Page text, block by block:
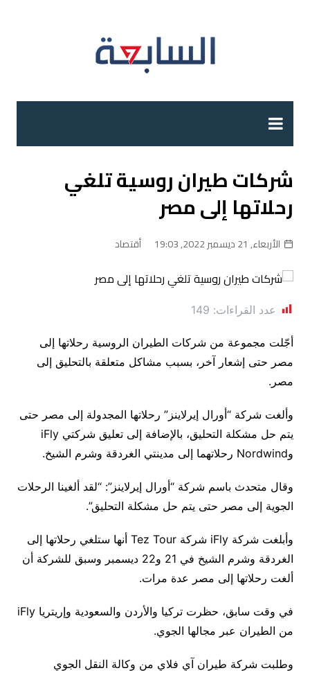
شركات طيران روسية تلغي
رحلاتها إلى مصر
الأربعاء, 21 ديسمبر 2022, 19:03 أقتصاد
عدد القراءات: 149
أجّلت مجموعة من شركات الطيران الروسية رحلاتها إلى
مصر حتى إشعار آخر، بسبب مشاكل متعلقة بالتحليق إلى
مصر.
وألغت شركة “أورال إيرلاينز” رحلاتها المجدولة إلى مصر حتى
يتم حل مشكلة التحليق، بالإضافة إلى تعليق شركتي iFly
وNordwind رحلاتهما إلى مدينتي الغردقة وشرم الشيخ.
وقال متحدث باسم شركة “أورال إيرلاينز”: “لقد ألغينا الرحلات
الجوية إلى مصر حتى يتم حل مشكلة التحليق”.
وأبلغت شركة iFly شركة Tez Tour أنها ستلغي رحلاتها إلى
الغردقة وشرم الشيخ في 21 و22 ديسمبر وسبق للشركة أن
ألغت رحلاتها إلى مصر عدة مرات.
في وقت سابق، حظرت تركيا والأردن والسعودية وإريتريا iFly
من الطيران عبر مجالها الجوي.
وطلبت شركة طيران آي فلاي من وكالة النقل الجوي